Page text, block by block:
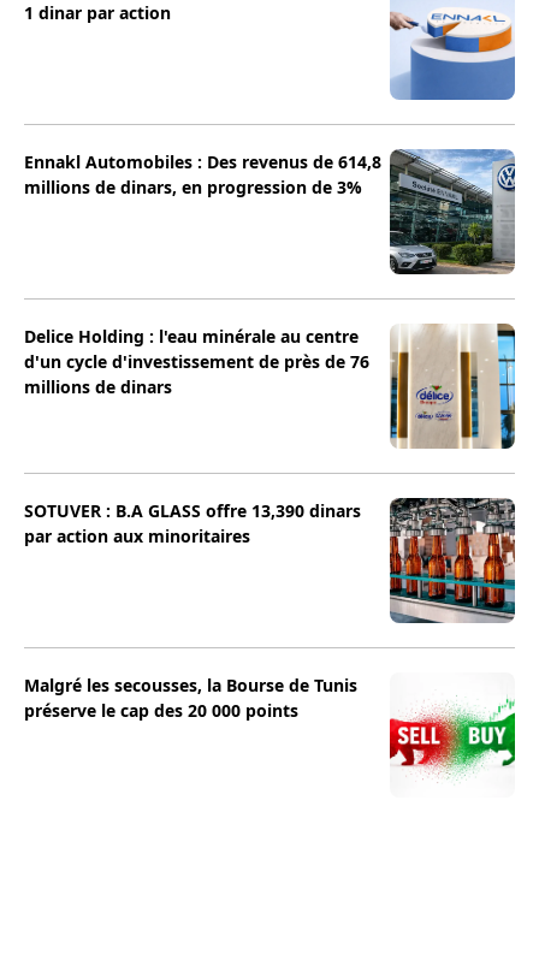
1 dinar par action
Ennakl Automobiles : Des revenus de 614,8
millions de dinars, en progression de 3%
Delice Holding : l'eau minérale au centre
d'un cycle d'investissement de près de 76
millions de dinars
SOTUVER : B.A GLASS offre 13,390 dinars
par action aux minoritaires
Malgré les secousses, la Bourse de Tunis
préserve le cap des 20 000 points